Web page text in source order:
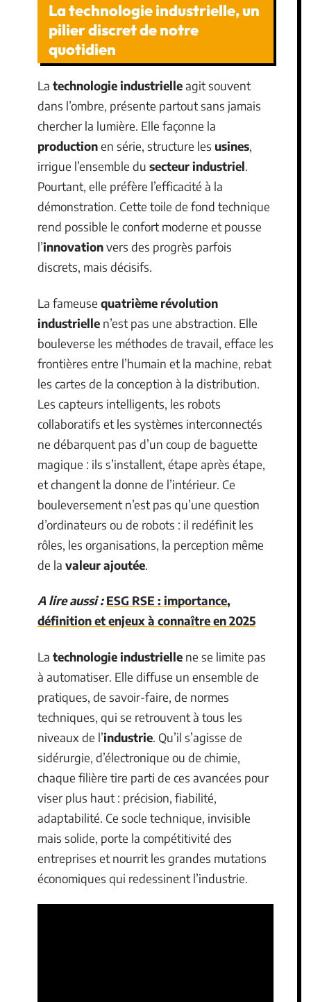
La technologie industrielle, un
pilier discret de notre
quotidien
La technologie industrielleagit souvent
dans l’ombre, présente partout sans jamais
chercher la lumière. Elle façonne la
productionen série, structure les usines,
irrigue l’ensemble du secteur industriel.
Pourtant, elle préfère l’efficacité à la
démonstration. Cette toile de fond technique
rend possible le confort moderne et pousse
l’innovationvers des progrès parfois
discrets, mais décisifs.
La fameuse quatrième révolution
industrielle n’est pas une abstraction. Elle
bouleverse les méthodes de travail, efface les
frontières entre l’humain et la machine, rebat
les cartes de la conception à la distribution.
Les capteurs intelligents, les robots
collaboratifs et les systèmes interconnectés
ne débarquent pas d’un coup de baguette
magique : ils s’installent, étape après étape,
et changent la donne de l’intérieur. Ce
bouleversement n’est pas qu’une question
d’ordinateurs ou de robots : il redéfinit les
rôles, les organisations, la perception même
de la valeur ajoutée.
A lire aussi : ESG RSE : importance,
définition et enjeux à connaître en 2025
La technologie industrielle ne se limite pas
à automatiser. Elle diffuse un ensemble de
pratiques, de savoir-faire, de normes
techniques, qui se retrouvent à tous les
niveaux de l’industrie. Qu’il s’agisse de
sidérurgie, d’électronique ou de chimie,
chaque filière tire parti de ces avancées pour
viser plus haut : précision, fiabilité,
adaptabilité. Ce socle technique, invisible
mais solide, porte la compétitivité des
entreprises et nourrit les grandes mutations
économiques qui redessinent l’industrie.